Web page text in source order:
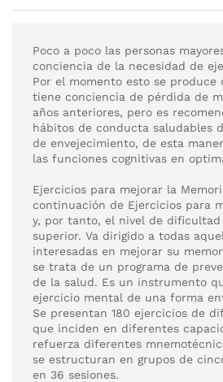
Poco a poco las personas
conciencia de la necesidad de
Por el momento esto se produce
tiene conciencia de pérdida de
años anteriores, pero es
hábitos de conducta saludables
de envejecimiento, de esta
las funciones cognitivas en
Ejercicios para mejorar la
continuación de Ejercicios para
y, por tanto, el nivel de dificultad
superior. Va dirigido a todas
interesadas en mejorar su
se trata de un programa de
de la salud. Es un instrumento
ejercicio mental de una forma
Se presentan 180 ejercicios de
que inciden en diferentes
refuerza diferentes
se estructuran en grupos de
en 36 sesiones.